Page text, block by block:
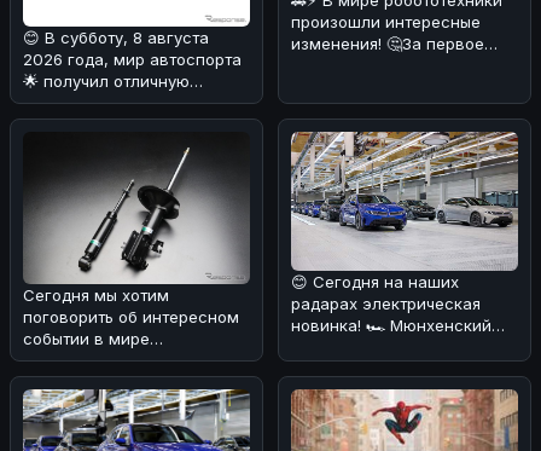
😊 В субботу, 8 августа
2026 года, мир автоспорта
🌟 получил отличную
новость от Toyota GAZOO
Racing
произошли интересные
изменения! 🤔За первое
Сегодня мы хотим
поговорить об интересном
событии в мире
автозапчастей 🚗. Компания
Tein, известный
😊 Сегодня на наших
радарах электрическая
новинка! 🏎️ Мюнхенский
серийное произв